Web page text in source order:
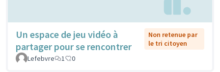
Un espace de jeu vidéo à
partager pour se rencontrer
Non retenue par
le tri citoyen
Lefebvre
1 0